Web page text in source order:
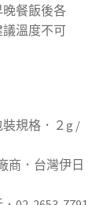
餐飯後各
溫度不可
規格．２g /
商．台灣伊日